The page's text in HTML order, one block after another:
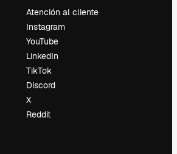
Atención al cliente
Instagram
YouTube
LinkedIn
TikTok
Discord
X
Reddit